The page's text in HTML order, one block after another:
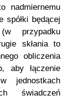
nadmiernemu
spółki będącej
przypadku
skłania to
obliczenia
aby łączenie
jednostkach
świadczeń